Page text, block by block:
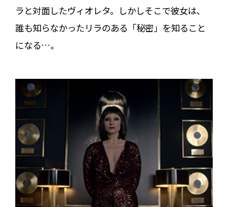
ラと対面したヴィオレタ。しかしそこで彼女は、
誰も知らなかったリラのある「秘密」を知ること
になる…。